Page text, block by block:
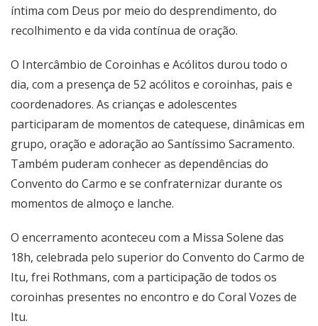
íntima com Deus por meio do desprendimento, do
recolhimento e da vida contínua de oração.
O Intercâmbio de Coroinhas e Acólitos durou todo o
dia, com a presença de 52 acólitos e coroinhas, pais e
coordenadores. As crianças e adolescentes
participaram de momentos de catequese, dinâmicas em
grupo, oração e adoração ao Santíssimo Sacramento.
Também puderam conhecer as dependências do
Convento do Carmo e se confraternizar durante os
momentos de almoço e lanche.
O encerramento aconteceu com a Missa Solene das
18h, celebrada pelo superior do Convento do Carmo de
Itu, frei Rothmans, com a participação de todos os
coroinhas presentes no encontro e do Coral Vozes de
Itu.